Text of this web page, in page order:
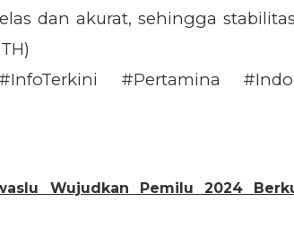
dan akurat, sehingga
#Pertamina
Wujudkan Pemilu 2024